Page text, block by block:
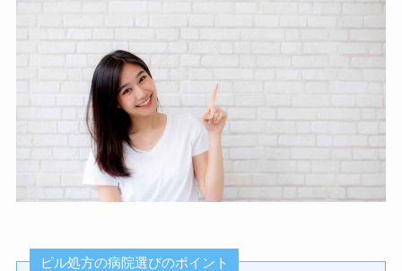
ピル処方の病院選びのポイント